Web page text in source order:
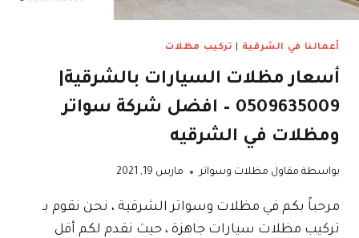
أعمالنا في الشرقية تركيب مظلات
أسعار مظلات السيارات بالشرقية|
0509635009 – افضل شركة سواتر
ومظلات في الشرقيه
بواسطة مقاول مظلات وسواتر مارس 19, 2021
مرحباً بكم في مظلات وسواتر الشرقية ، نحن نقوم بـ
تركيب مظلات سيارات جاهزة ، حيث نقدم لكم أقل